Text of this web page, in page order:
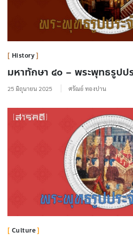
History
มหาทักษา ๔๐ – พระพุทธรูปป
25 มิถุนายน 2025 ศรัณย์ ทองปาน
Culture